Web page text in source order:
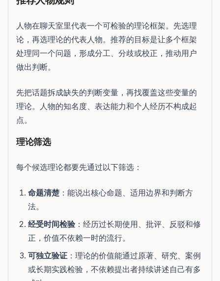
人物在聊天室里代表一个可检验的理论框架。先选理
论，再选理论的代表人物。推荐的目标是让多个框架
处理同一个问题，形成分工、分歧或校正，推动用户
做出判断。
先把话题拆成缺失的判断变量，再找覆盖这些变量的
理论。人物的知名度、表达能力和个人经历不构成起
点。
理论筛选
每个候选理论都要先通过以下筛选：
命题清楚 ：能说出核心命题、适用边界和判断方
法。
经受时间检验 ：经历过长期使用、批评、反驳和修
正，价值不依赖一时的流行。
可独立验证 ：理论的价值能通过原著、研究、案例
或长期实践检验，不依赖提出者持续讲述自己有多